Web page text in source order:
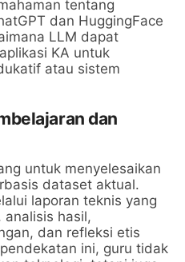
tentang
dan HuggingFace
LLM dapat
KA untuk
atau sistem
dan
untuk menyelesaikan
dataset aktual.
laporan teknis yang
hasil,
dan refleksi etis
ini, guru tidak